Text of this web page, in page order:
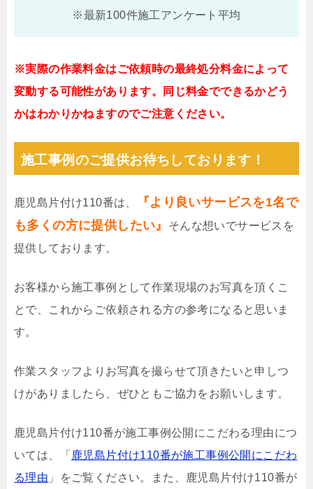
※最新100件施工アンケート平均
※実際の作業料金はご依頼時の最終処分料金によって
変動する可能性があります。同じ料金でできるかどう
かはわかりかねますのでご注意ください。
施工事例のご提供お待ちしております！
鹿児島片付け110番は、
『より良いサービスを1名で
も多くの方に提供したい』
そんな想いでサービスを
提供しております。
お客様から施工事例として作業現場のお写真を頂くこ
とで、これからご依頼される方の参考になると思いま
す。
作業スタッフよりお写真を撮らせて頂きたいと申しつ
けがありましたら、ぜひともご協力をお願いします。
鹿児島片付け110番が施工事例公開にこだわる理由につ
いては、「 鹿児島片付け110番が施工事例公開にこだわ
る理由 」をご覧ください。また、鹿児島片付け110番が